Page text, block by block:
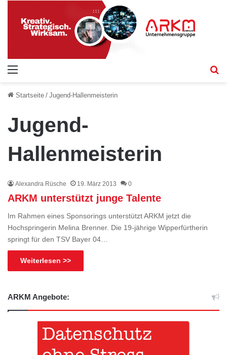
Startseite / Jugend-Hallenmeisterin
Jugend-
Hallenmeisterin
Alexandra Rüsche 19. März 2013 0
ARKM unterstützt junge Talente
Im Rahmen eines Sponsorings unterstützt ARKM jetzt die
Hochspringerin Melina Brenner. Die 19-jährige Wipperfürtherin
springt für den TSV Bayer 04…
Weiterlesen >>
ARKM Angebote: